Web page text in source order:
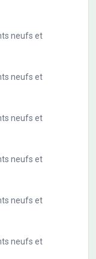
neufs et
neufs et
neufs et
neufs et
neufs et
neufs et